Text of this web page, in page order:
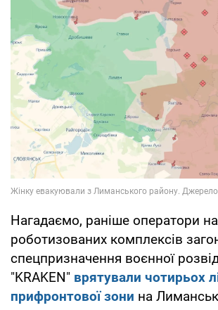
Нагадаємо, раніше оператори
роботизованих комплексів
спецпризначення воєнної
"KRAKEN" врятували чотирьох
прифронтової зони на